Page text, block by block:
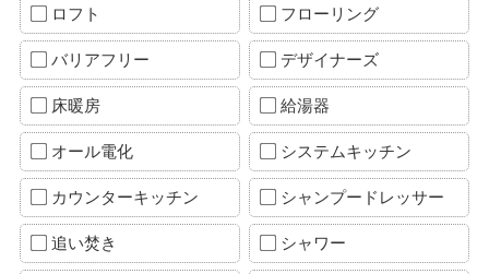
ロフト フローリング
バリアフリー デザイナーズ
床暖房 給湯器
オール電化 システムキッチン
カウンターキッチン シャンプードレッサー
追い焚き シャワー